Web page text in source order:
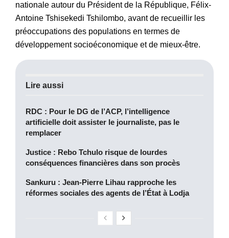
nationale autour du Président de la République, Félix-
Antoine Tshisekedi Tshilombo, avant de recueillir les
préoccupations des populations en termes de
développement socioéconomique et de mieux-être.
Lire aussi
RDC : Pour le DG de l’ACP, l’intelligence
artificielle doit assister le journaliste, pas le
remplacer
Justice : Rebo Tchulo risque de lourdes
conséquences financières dans son procès
Sankuru : Jean-Pierre Lihau rapproche les
réformes sociales des agents de l’État à Lodja